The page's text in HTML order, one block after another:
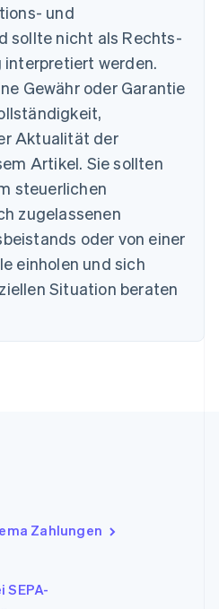
und
sollte nicht als Rechts-
werden.
Gewähr oder Garantie
Aktualität der
Artikel. Sie sollten
steuerlichen
zugelassenen
oder von einer
einholen und sich
Situation beraten
Zahlungen
English